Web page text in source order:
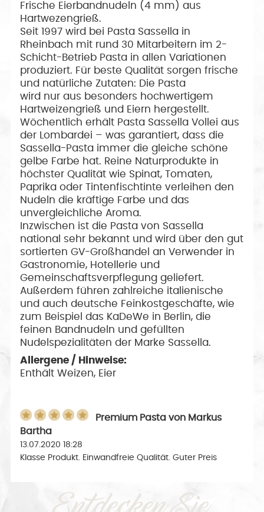
Frische Eierbandnudeln (4 mm) aus
Hartwezengrieß.
Seit 1997 wird bei Pasta Sassella in
Rheinbach mit rund 30 Mitarbeitern im 2-
Schicht-Betrieb Pasta in allen Variationen
produziert. Für beste Qualität sorgen frische
und natürliche Zutaten: Die Pasta
wird nur aus besonders hochwertigem
Hartweizengrieß und Eiern hergestellt.
Wöchentlich erhält Pasta Sassella Vollei aus
der Lombardei – was garantiert, dass die
Sassella-Pasta immer die gleiche schöne
gelbe Farbe hat. Reine Naturprodukte in
höchster Qualität wie Spinat, Tomaten,
Paprika oder Tintenfischtinte verleihen den
Nudeln die kräftige Farbe und das
unvergleichliche Aroma.
Inzwischen ist die Pasta von Sassella
national sehr bekannt und wird über den gut
sortierten GV-Großhandel an Verwender in
Gastronomie, Hotellerie und
Gemeinschaftsverpflegung geliefert.
Außerdem führen zahlreiche italienische
und auch deutsche Feinkostgeschäfte, wie
zum Beispiel das KaDeWe in Berlin, die
feinen Bandnudeln und gefüllten
Nudelspezialitäten der Marke Sassella.
Allergene / Hinweise:
Enthält Weizen, Eier
Premium Pasta von Markus
Bartha
13.07.2020 18:28
Klasse Produkt. Einwandfreie Qualität. Guter Preis